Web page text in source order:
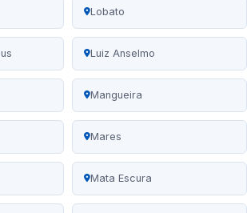
Lobato
Luiz Anselmo
Mangueira
Mares
Mata Escura